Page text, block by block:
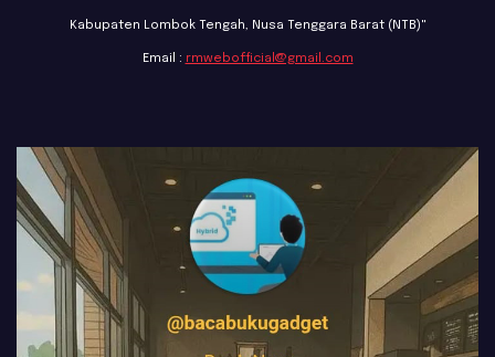
Kabupaten Lombok Tengah, Nusa Tenggara Barat (NTB)"
Email : rmwebofficial@gmail.com